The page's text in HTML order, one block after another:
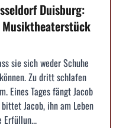
Duisburg:
Musiktheaterstück
sie sich weder Schuhe
Zu dritt schlafen
Eines Tages fängt Jacob
Jacob, ihn am Leben
Erfüllun...